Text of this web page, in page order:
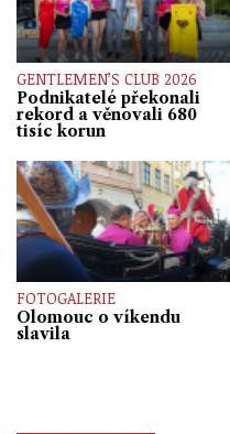
GENTLEMEN’S CLUB 2026
Podnikatelé překonali
rekord a věnovali 680
tisíc korun
FOTOGALERIE
Olomouc o víkendu
slavila